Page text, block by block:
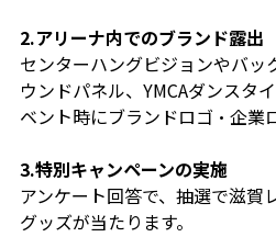
2.アリーナ内でのブランド露出
センターハングビジョンやバッ
ウンドパネル、YMCAダンスタ
ベント時にブランドロゴ・企業
3.特別キャンペーンの実施
アンケート回答で、抽選で滋賀
グッズが当たります。